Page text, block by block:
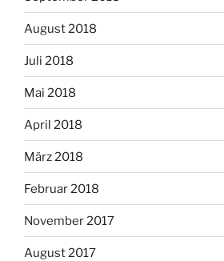
August 2018
Juli 2018
Mai 2018
April 2018
März 2018
Februar 2018
November 2017
August 2017